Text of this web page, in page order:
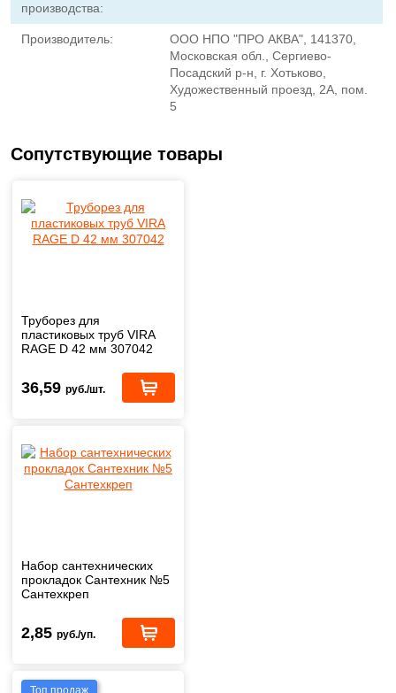
производства:
Производитель:
ООО НПО "ПРО АКВА", 141370,
Московская обл., Сергиево-
Посадский р-н, г. Хотьково,
Художественный проезд, 2А, пом.
5
Сопутствующие товары
Труборез для
пластиковых труб VIRA
RAGE D 42 мм 307042
36,59 руб./шт.
Набор сантехнических
прокладок Сантехник №5
Сантехкреп
2,85 руб./уп.
Топ продаж